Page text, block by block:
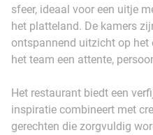
sfeer, ideaal voor een uitje
het platteland. De kamers
ontspannend uitzicht op
het team een attente,
Het restaurant biedt een
inspiratie combineert met
gerechten die zorgvuldig